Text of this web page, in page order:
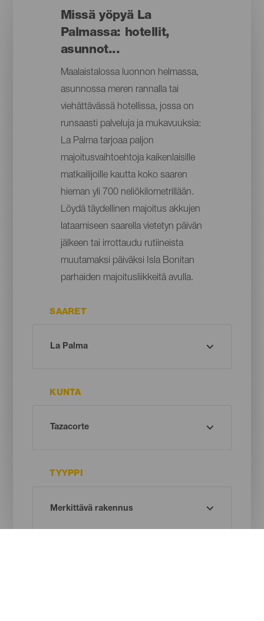
Missä yöpyä La
Palmassa: hotellit,
asunnot...
Maalaistalossa luonnon helmassa,
asunnossa meren rannalla tai
viehättävässä hotellissa, jossa on
runsaasti palveluja ja mukavuuksia:
La Palma tarjoaa paljon
majoitusvaihtoehtoja kaikenlaisille
matkailijoille kautta koko saaren
hieman yli 700 neliökilometrillään.
Löydä täydellinen majoitus akkujen
lataamiseen saarella vietetyn päivän
jälkeen tai irrottaudu rutiineista
muutamaksi päiväksi Isla Bonitan
parhaiden majoitusliikkeitä avulla.
SAARET
KUNTA
TYYPPI